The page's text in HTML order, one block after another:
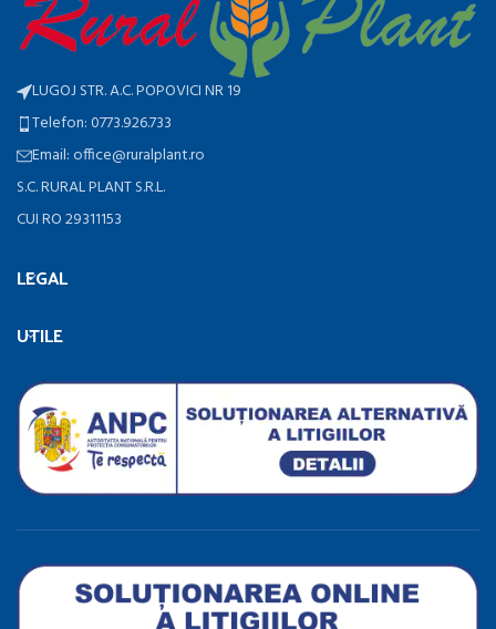
LUGOJ STR. A.C. POPOVICI NR 19
Telefon: 0773.926.733
Email: office@ruralplant.ro
S.C. RURAL PLANT S.R.L.
CUI RO 29311153
LEGAL
UTILE